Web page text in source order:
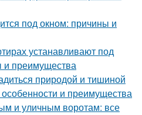
под окном: причины и
устанавливают под
преимущества
природой и тишиной
и преимущества
и уличным воротам: все